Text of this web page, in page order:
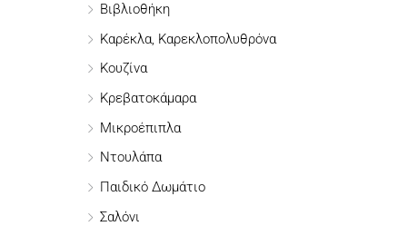
Βιβλιοθήκη
Καρέκλα, Καρεκλοπολυθρόνα
Κουζίνα
Κρεβατοκάμαρα
Μικροέπιπλα
Ντουλάπα
Παιδικό Δωμάτιο
Σαλόνι